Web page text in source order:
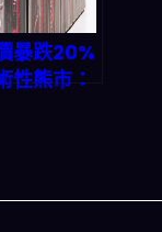
暴跌20%
性熊市：